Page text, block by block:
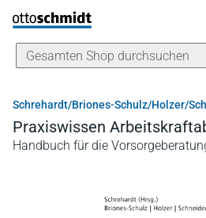
Direkt zum Inhalt
Schrehardt/Briones-Schulz/Holzer/
Praxiswissen
Handbuch für die